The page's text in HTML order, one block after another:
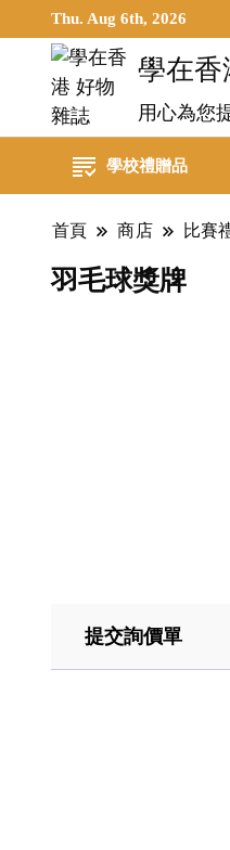
Thu. Aug 6th, 2026
學在香
用心為您
學校禮贈品
首頁 商店 比賽
羽毛球獎牌
提交詢價單